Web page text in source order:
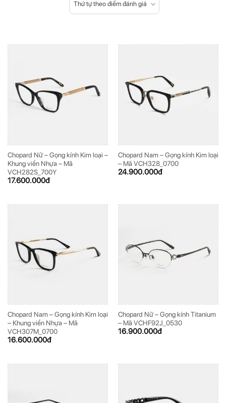
Thứ tự theo điểm đánh giá
Chopard Nữ – Gọng kính Kim loại –
Khung viền Nhựa – Mã
VCH282S_700Y
17.600.000đ
Chopard Nam – Gọng kính Kim loại
– Mã VCH328_0700
24.900.000đ
Chopard Nam – Gọng kính Kim loại
– Khung viền Nhựa – Mã
VCH307M_0700
16.600.000đ
Chopard Nữ – Gọng kính Titanium
– Mã VCHF92J_0530
16.900.000đ